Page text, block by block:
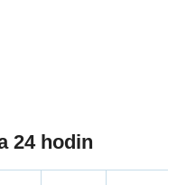
24 hodin